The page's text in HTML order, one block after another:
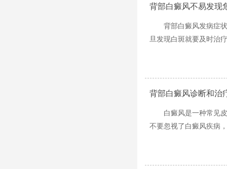
背部白癜风不易发现
背部白癜风发病症
旦发现白斑就要及时治
背部白癜风诊断和治
白癜风是一种常见
不要忽视了白癜风疾病